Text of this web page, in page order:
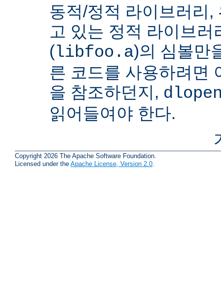
동적/정적 라이브러리,
고 있는 정적 라이브러
(libfoo.a)의 심볼만
른 코드를 사용하려면
을 참조하던지,
읽어들여야 한다.
Copyright 2026 The Apache Software Foundation.
Licensed under the Apache License, Version 2.0.